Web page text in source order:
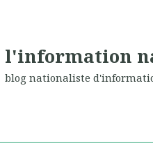
l'information
blog nationaliste